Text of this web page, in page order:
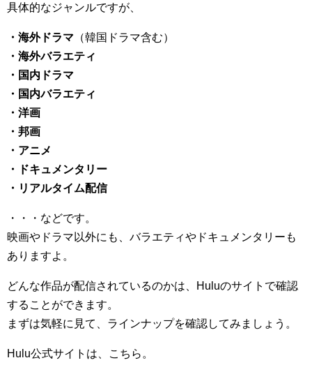
具体的なジャンルですが、
・海外ドラマ （韓国ドラマ含む）
・海外バラエティ
・国内ドラマ
・国内バラエティ
・洋画
・邦画
・アニメ
・ドキュメンタリー
・リアルタイム配信
・・・などです。
映画やドラマ以外にも、バラエティやドキュメンタリーも
ありますよ。
どんな作品が配信されているのかは、Huluのサイトで確認
することができます。
まずは気軽に見て、ラインナップを確認してみましょう。
Hulu公式サイトは、こちら。